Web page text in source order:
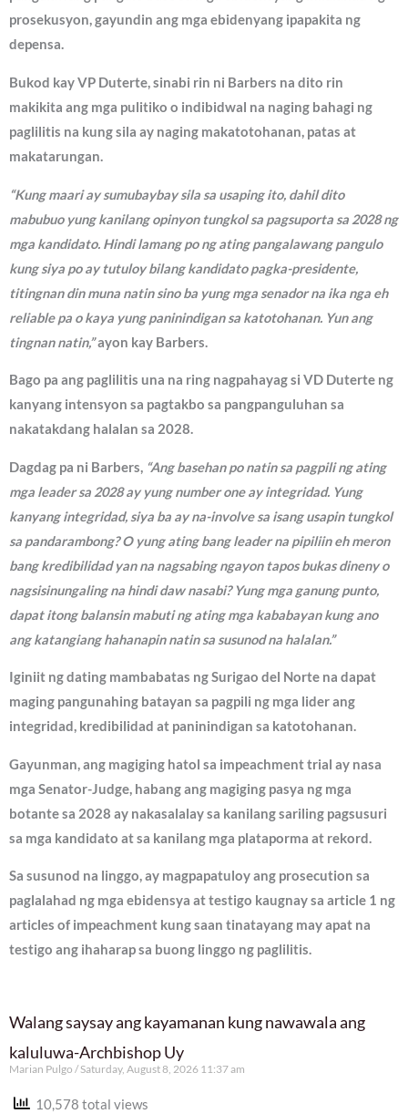
prosekusyon, gayundin ang mga ebidenyang ipapakita ng
depensa.
Bukod kay VP Duterte, sinabi rin ni Barbers na dito rin
makikita ang mga pulitiko o indibidwal na naging bahagi ng
paglilitis na kung sila ay naging makatotohanan, patas at
makatarungan.
“Kung maari ay sumubaybay sila sa usaping ito, dahil dito
mabubuo yung kanilang opinyon tungkol sa pagsuporta sa 2028 ng
mga kandidato. Hindi lamang po ng ating pangalawang pangulo
kung siya po ay tutuloy bilang kandidato pagka-presidente,
titingnan din muna natin sino ba yung mga senador na ika nga eh
reliable pa o kaya yung paninindigan sa katotohanan. Yun ang
tingnan natin,”ayon kay Barbers.
Bago pa ang paglilitis una na ring nagpahayag si VD Duterte ng
kanyang intensyon sa pagtakbo sa pangpanguluhan sa
nakatakdang halalan sa 2028.
Dagdag pa ni Barbers, “Ang basehan po natin sa pagpili ng ating
mga leader sa 2028 ay yung number one ay integridad. Yung
kanyang integridad, siya ba ay na-involve sa isang usapin tungkol
sa pandarambong? O yung ating bang leader na pipiliin eh meron
bang kredibilidad yan na nagsabing ngayon tapos bukas dineny o
nagsisinungaling na hindi daw nasabi? Yung mga ganung punto,
dapat itong balansin mabuti ng ating mga kababayan kung ano
ang katangiang hahanapin natin sa susunod na halalan.”
Iginiit ng dating mambabatas ng Surigao del Norte na dapat
maging pangunahing batayan sa pagpili ng mga lider ang
integridad, kredibilidad at paninindigan sa katotohanan.
Gayunman, ang magiging hatol sa impeachment trial ay nasa
mga Senator-Judge, habang ang magiging pasya ng mga
botante sa 2028 ay nakasalalay sa kanilang sariling pagsusuri
sa mga kandidato at sa kanilang mga plataporma at rekord.
Sa susunod na linggo, ay magpapatuloy ang prosecution sa
paglalahad ng mga ebidensya at testigo kaugnay sa article 1 ng
articles of impeachment kung saan tinatayang may apat na
testigo ang ihaharap sa buong linggo ng paglilitis.
Walang saysay ang kayamanan kung nawawala ang
kaluluwa-Archbishop Uy
Marian Pulgo Saturday, August 8, 2026 11:37 am
10,578 total views